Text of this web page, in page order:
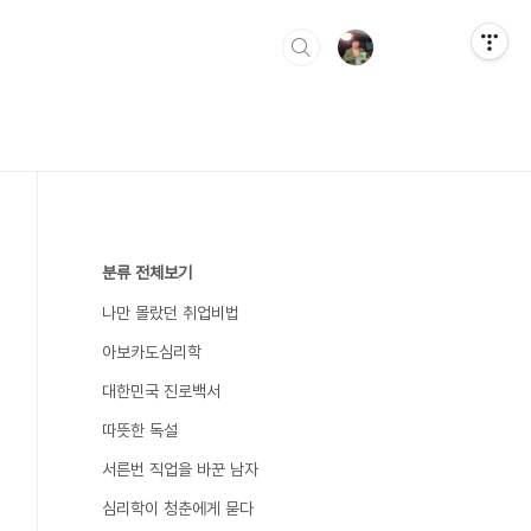
분류 전체보기
나만 몰랐던 취업비법
아보카도심리학
대한민국 진로백서
따뜻한 독설
서른번 직업을 바꾼 남자
심리학이 청춘에게 묻다